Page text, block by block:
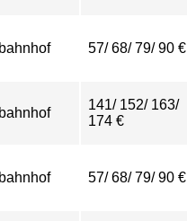
57/ 68/ 79/ 90 €
141/ 152/ 163/
174 €
57/ 68/ 79/ 90 €